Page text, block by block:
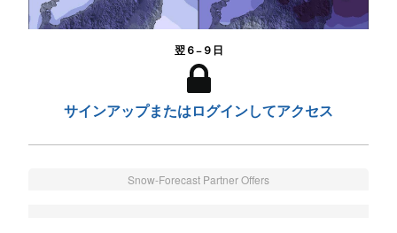
翌６−９日
サインアップまたはログインしてアクセス
Snow-Forecast Partner Offers